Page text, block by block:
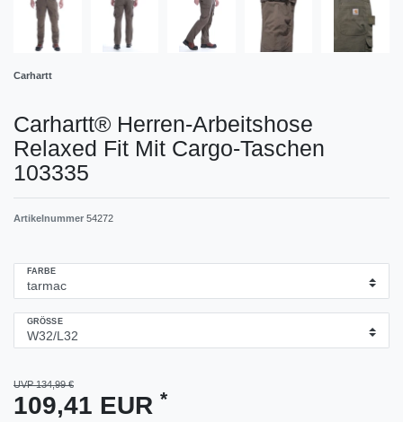
Carhartt
Carhartt® Herren-Arbeitshose
Relaxed Fit Mit Cargo-Taschen
103335
Artikelnummer 54272
FARBE
GRÖSSE
UVP 134,99 €
109,41 EUR *